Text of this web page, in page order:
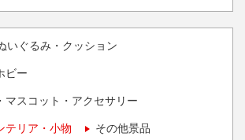
いぐるみ・クッション
ビー
マスコット・アクセサリー
テリア・小物 その他景品